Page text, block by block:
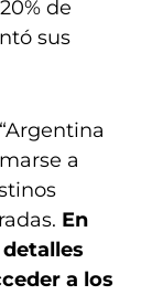
de
sus
a
En
a los